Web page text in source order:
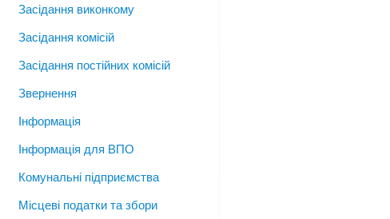
Засідання виконкому
Засідання комісій
Засідання постійних комісій
Звернення
Інформація
Інформація для ВПО
Комунальні підприємства
Місцеві податки та збори